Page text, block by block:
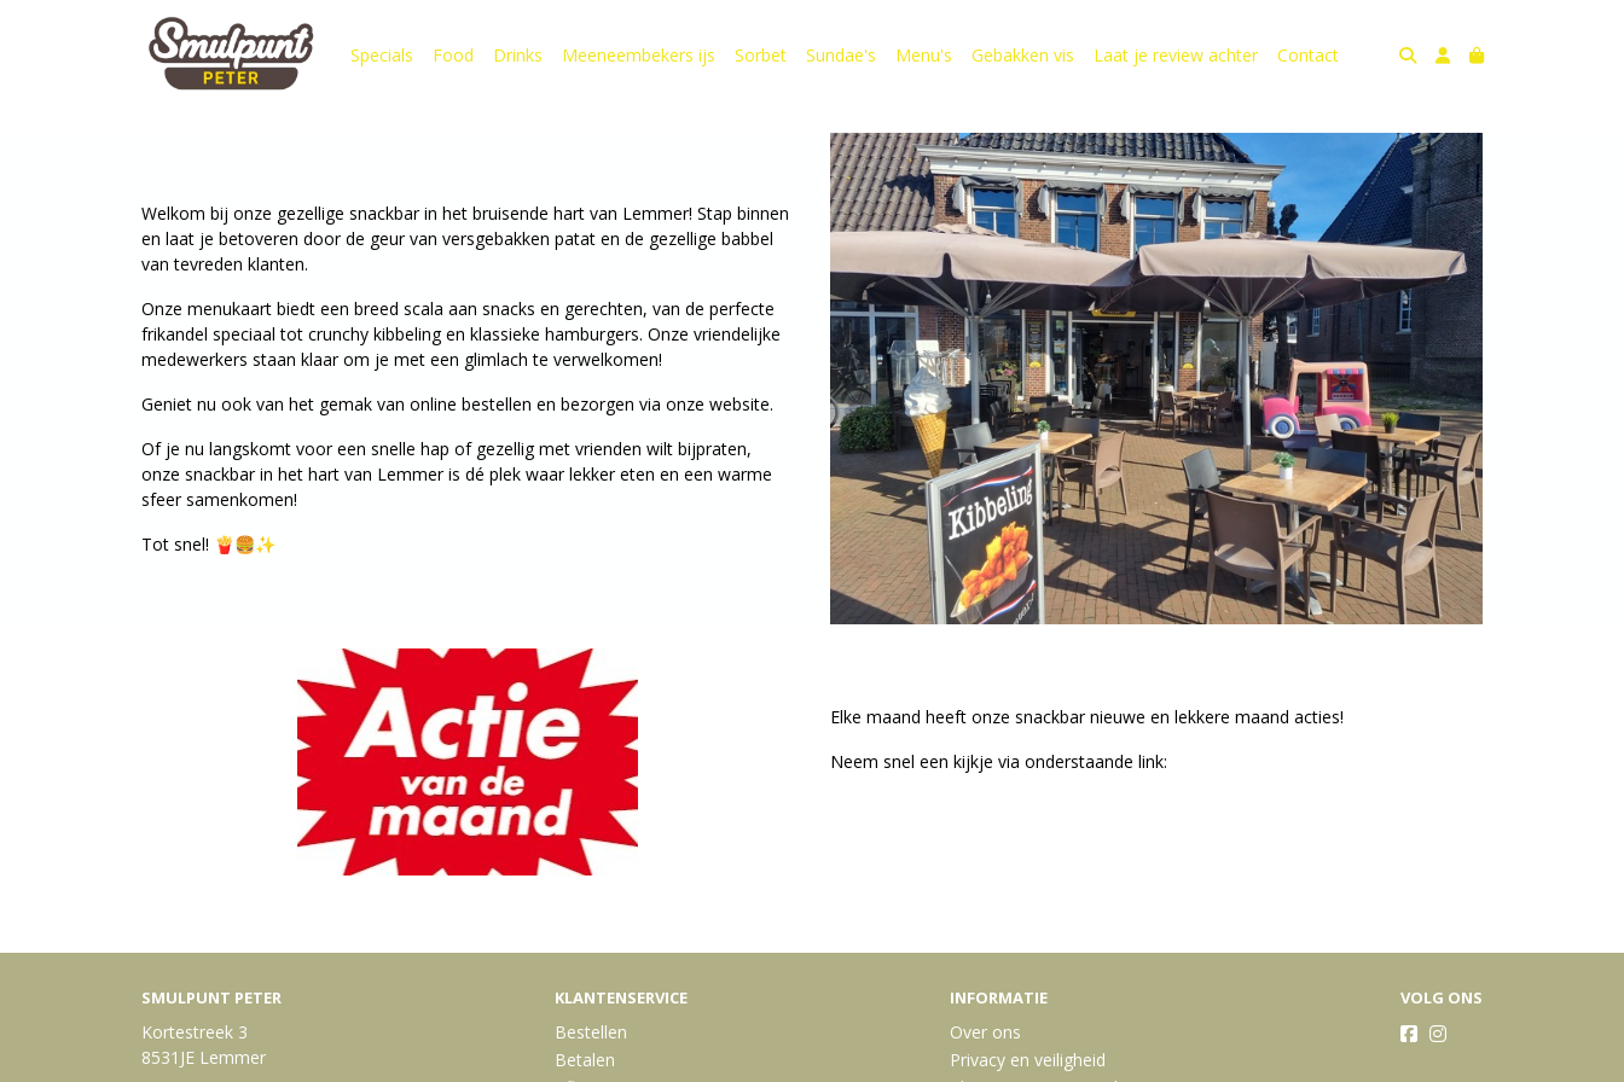
Specials Food Drinks Meeneembekers ijs Sorbet Sundae's Menu's Gebakken vis Laat je review achter Contact
Welkom bij onze gezellige snackbar in het bruisende hart van Lemmer! Stap binnen
en laat je betoveren door de geur van versgebakken patat en de gezellige babbel
van tevreden klanten.
Onze menukaart biedt een breed scala aan snacks en gerechten, van de perfecte
frikandel speciaal tot crunchy kibbeling en klassieke hamburgers. Onze vriendelijke
medewerkers staan klaar om je met een glimlach te verwelkomen!
Geniet nu ook van het gemak van online bestellen en bezorgen via onze website.
Of je nu langskomt voor een snelle hap of gezellig met vrienden wilt bijpraten,
onze snackbar in het hart van Lemmer is dé plek waar lekker eten en een warme
sfeer samenkomen!
Tot snel! 🍟🍔✨
Elke maand heeft onze snackbar nieuwe en lekkere maand acties!
Neem snel een kijkje via onderstaande link:
SMULPUNT PETER
Kortestreek 3
8531JE Lemmer
KLANTENSERVICE
Bestellen
Betalen
INFORMATIE
Over ons
Privacy en veiligheid
VOLG ONS